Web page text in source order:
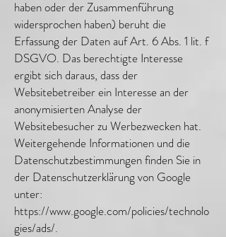
haben oder der Zusammenführung
widersprochen haben) beruht die
Erfassung der Daten auf Art. 6 Abs. 1 lit. f
DSGVO. Das berechtigte Interesse
ergibt sich daraus, dass der
Websitebetreiber ein Interesse an der
anonymisierten Analyse der
Websitebesucher zu Werbezwecken hat.
Weitergehende Informationen und die
Datenschutzbestimmungen finden Sie in
der Datenschutzerklärung von Google
unter:
https://www.google.com/policies/technolo
gies/ads/.